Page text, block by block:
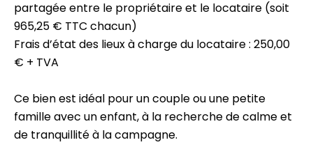
partagée entre le propriétaire et le locataire (soit
965,25 € TTC chacun)
Frais d’état des lieux à charge du locataire : 250,00
€ + TVA
Ce bien est idéal pour un couple ou une petite
famille avec un enfant, à la recherche de calme et
de tranquillité à la campagne.